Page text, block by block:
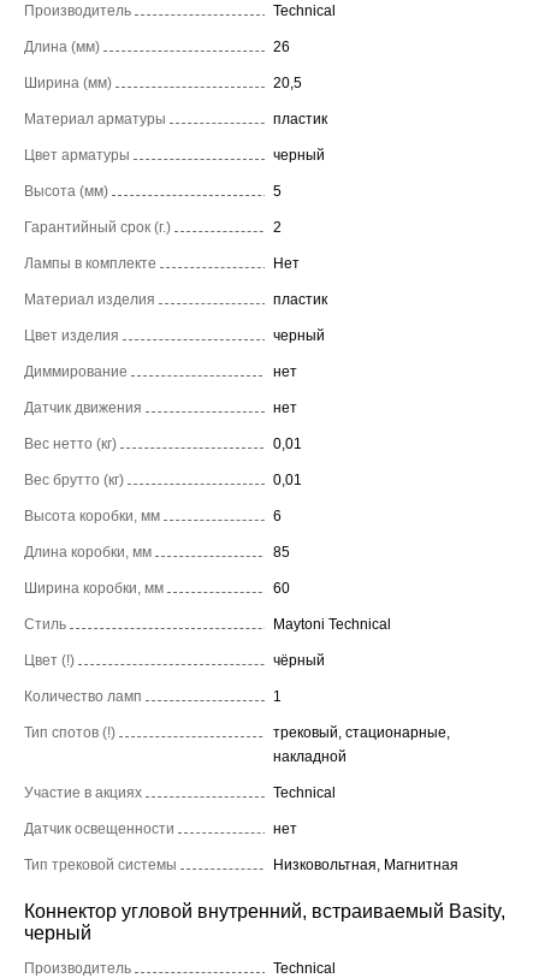
Производитель Technical
Длина (мм) 26
Ширина (мм) 20,5
Материал арматуры пластик
Цвет арматуры черный
Высота (мм) 5
Гарантийный срок (г.) 2
Лампы в комплекте Нет
Материал изделия пластик
Цвет изделия черный
Диммирование нет
Датчик движения нет
Вес нетто (кг) 0,01
Вес брутто (кг) 0,01
Высота коробки, мм 6
Длина коробки, мм 85
Ширина коробки, мм 60
Стиль Maytoni Technical
Цвет (!) чёрный
Количество ламп 1
Тип спотов (!)
трековый, стационарные,
накладной
Участие в акциях Technical
Датчик освещенности нет
Тип трековой системы Низковольтная, Магнитная
Коннектор угловой внутренний, встраиваемый Basity,
черный
Производитель Technical